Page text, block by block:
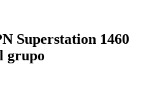
Superstation 1460
grupo